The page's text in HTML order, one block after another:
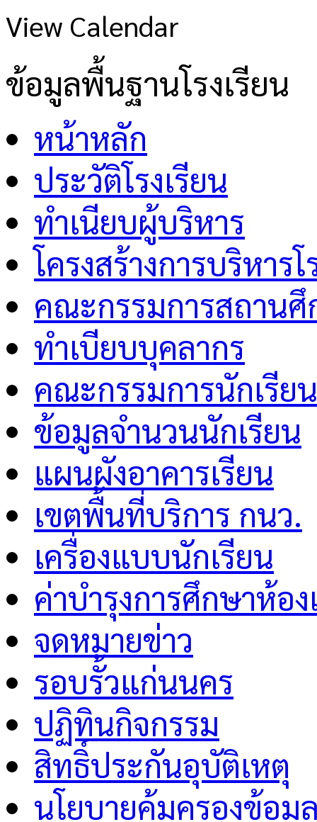
View Calendar
ข้อมูลพื้นฐานโรงเรียน
หน้าหลัก
ประวัติโรงเรียน
ทำเนียบผู้บริหาร
โครงสร้างการบริหารโ
คณะกรรมการสถาน
ทำเบียบบุคลากร
คณะกรรมการนักเรียน
ข้อมูลจำนวนนักเรียน
แผนผังอาคารเรียน
เขตพื้นที่บริการ กนว.
เครื่องแบบนักเรียน
ค่าบำรุงการศึกษาห้อ
จดหมายข่าว
รอบรั้วแก่นนคร
ปฏิทินกิจกรรม
สิทธิ์ประกันอุบัติเหตุ
นโยบายคุ้มครองข้อ